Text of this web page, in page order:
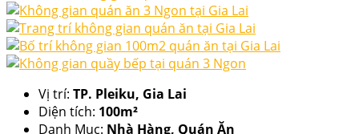
Vị trí: TP. Pleiku, Gia Lai
Diện tích: 100m²
Danh Mục: Nhà Hàng, Quán Ăn